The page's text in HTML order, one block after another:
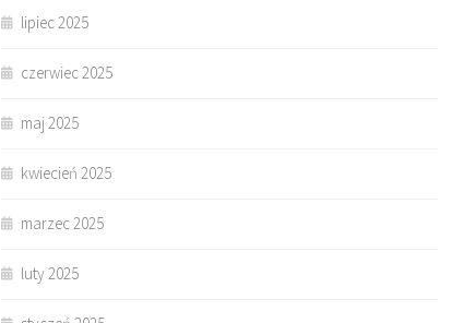
lipiec 2025
czerwiec 2025
maj 2025
kwiecień 2025
marzec 2025
luty 2025